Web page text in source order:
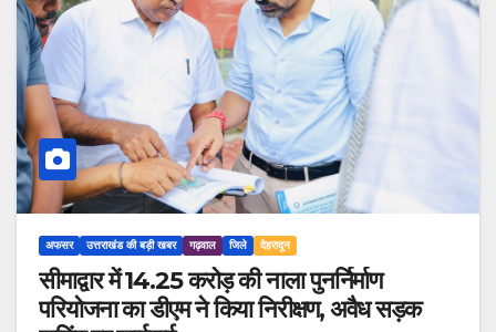
अफसर उत्तराखंड की बड़ी खबर गढ़वाल जिले देहरादून
सीमाद्वार में 14.25 करोड़ की नाला पुनर्निर्माण
परियोजना का डीएम ने किया निरीक्षण, अवैध सड़क